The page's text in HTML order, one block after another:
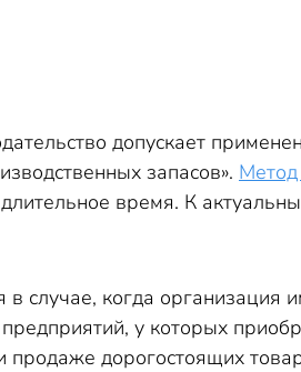
допускает
запасов».
время. К
случае, когда организация
у которых
продаже дорогостоящих